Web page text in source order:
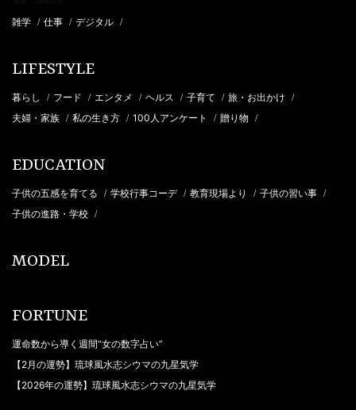
雑学 / 仕事 / デジタル /
LIFESTYLE
暮らし / フード / エンタメ / ヘルス / 子育て / 旅・お出かけ /
夫婦・家族 / 私の生き方 / 100人アンケート / 贈り物 /
EDUCATION
子供の五感を育てる / 学校行事コーデ / 教育現場より / 子供の習い事 /
子供の進路・学校 /
MODEL
FORTUNE
運命数から導く週間“女の数字占い”
【2月の運勢】琉球風水志シウマの九星気学
【2026年の運勢】琉球風水志シウマの九星気学